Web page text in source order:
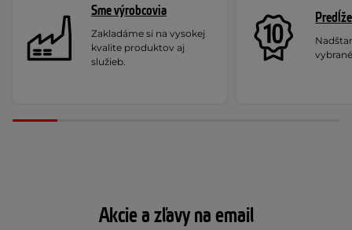
Sme výrobcovia
Zakladáme si na vysokej
kvalite produktov aj
služieb.
Akcie a zľavy na email